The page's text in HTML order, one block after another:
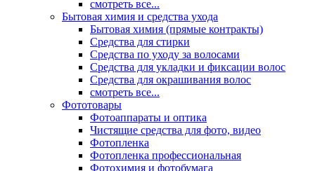
смотреть все...
Бытовая химия и средства ухода
Бытовая химия (прямые контракты)
Средства для стирки
Средства по уходу за волосами
Средства для укладки и фиксации волос
Средства для окрашивания волос
смотреть все...
Фототовары
Фотоаппараты и оптика
Чистящие средства для фото, видео
Фотопленка
Фотопленка профессиональная
Фотохимия и фотобумага